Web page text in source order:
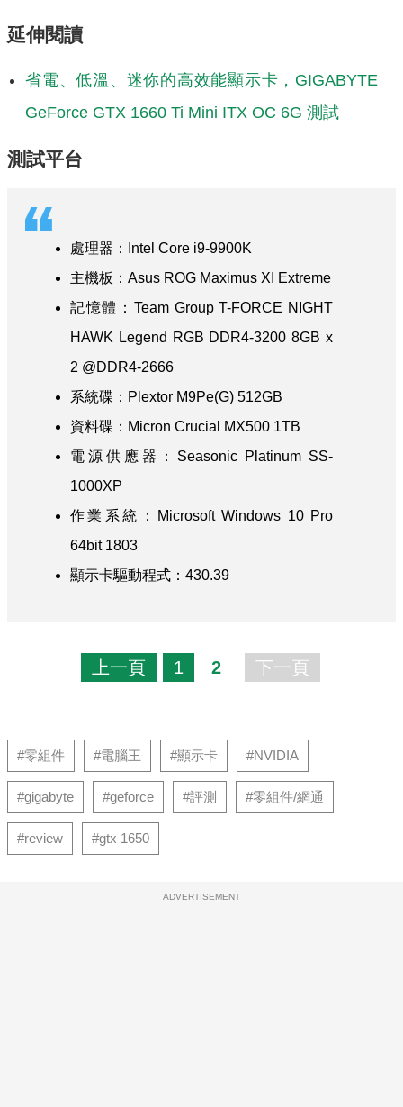
延伸閱讀
省電、低溫、迷你的高效能顯示卡，GIGABYTE
GeForce GTX 1660 Ti Mini ITX OC 6G 測試
測試平台
處理器：Intel Core i9-9900K
主機板：Asus ROG Maximus XI Extreme
記憶體：Team Group T-FORCE NIGHT
HAWK Legend RGB DDR4-3200 8GB x
2 @DDR4-2666
系統碟：Plextor M9Pe(G) 512GB
資料碟：Micron Crucial MX500 1TB
電源供應器：Seasonic Platinum SS-
1000XP
作業系統：Microsoft Windows 10 Pro
64bit 1803
顯示卡驅動程式：430.39
上一頁 1 2 下一頁
#零組件 #電腦王 #顯示卡 #NVIDIA
#gigabyte #geforce #評測 #零組件/網通
#review #gtx 1650
ADVERTISEMENT